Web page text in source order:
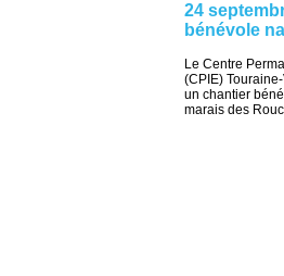
24
bénévole
Le Centre
(CPIE)
un chantier
marais des